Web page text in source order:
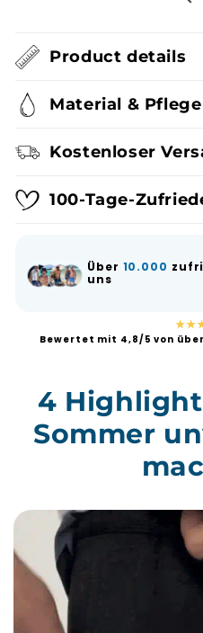
Product details
Material & Pflege
Kostenloser
100-Tage-
Über 10.000
uns
Bewertet mit 4,8/5 von
4
Sommer